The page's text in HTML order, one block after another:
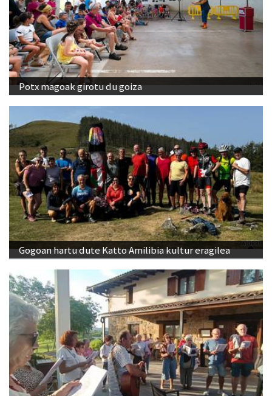
Potx magoak girotu du goiza
Gogoan hartu dute Katto Amilibia kultur eragilea